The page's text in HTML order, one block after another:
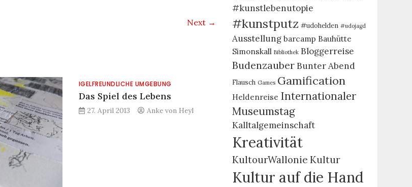
Next →
IGELFREUNDLICHE UMGEBUNG
Das Spiel des Lebens
27. April 2013 Anke von Heyl
#kunstlebenutopie
#kunstputz #udohelden #udojagd
Ausstellung barcamp Bauhütte
Simonskall Bibliothek Bloggerreise
BudenzauberBunter Abend
Flausch Games Gamification
Heldenreise Internationaler
Museumstag
Kalltalgemeinschaft
Kreativität
KultourWallonie Kultur
Kultur auf die Hand